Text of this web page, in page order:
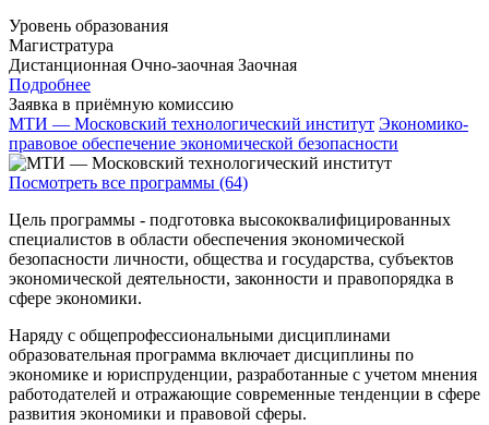
Уровень образования
Магистратура
Дистанционная Очно-заочная Заочная
Подробнее
Заявка в приёмную комиссию
МТИ — Московский технологический институт Экономико-
правовое обеспечение экономической безопасности
Посмотреть все программы (64)
Цель программы - подготовка высококвалифицированных
специалистов в области обеспечения экономической
безопасности личности, общества и государства, субъектов
экономической деятельности, законности и правопорядка в
сфере экономики.
Наряду с общепрофессиональными дисциплинами
образовательная программа включает дисциплины по
экономике и юриспруденции, разработанные с учетом мнения
работодателей и отражающие современные тенденции в сфере
развития экономики и правовой сферы.